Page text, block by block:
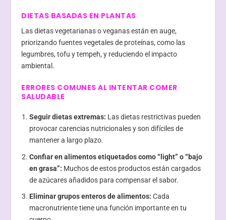
DIETAS BASADAS EN PLANTAS
Las dietas vegetarianas o veganas están en auge,
priorizando fuentes vegetales de proteínas, como las
legumbres, tofu y tempeh, y reduciendo el impacto
ambiental.
ERRORES COMUNES AL INTENTAR COMER
SALUDABLE
Seguir dietas extremas: Las dietas restrictivas pueden
provocar carencias nutricionales y son difíciles de
mantener a largo plazo.
Confiar en alimentos etiquetados como “light” o “bajo
en grasa”: Muchos de estos productos están cargados
de azúcares añadidos para compensar el sabor.
Eliminar grupos enteros de alimentos: Cada
macronutriente tiene una función importante en tu